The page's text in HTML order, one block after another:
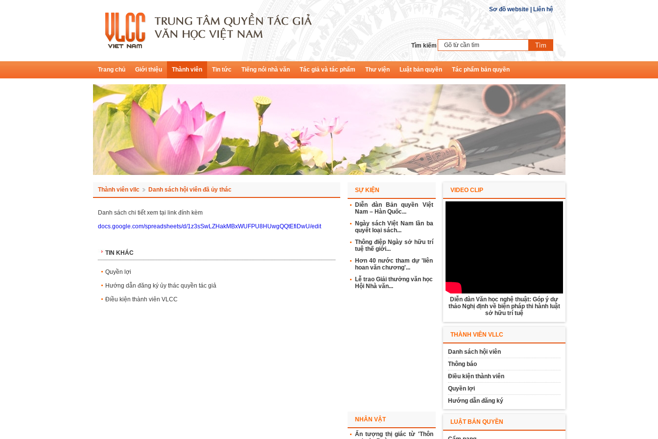
Sơ đồ website| Liên hệ
Tìm kiếm
Trang chủ Giới thiệu Thành viên Tin tức Tiếng nói nhà văn Tác giả và tác phẩm Thư viện Luật bản quyền Tác phẩm bản quyền
Thành viên vllc Danh sách hội viên đã ủy thác
Danh sách chi tiết xem tại link đính kèm
docs.google.com/spreadsheets/d/1z3sSwLZHakMBxWUFPU8HUwgQQtEfiDwU/edit
TIN KHÁC
Quyền lợi
Hướng dẫn đăng ký ủy thác quyền tác giả
Điều kiện thành viên VLCC
SỰ KIỆN
Diễn đàn Bản quyền Việt
Nam – Hàn Quốc...
Ngày sách Việt Nam lần ba
quyết loại sách...
Thông điệp Ngày sở hữu trí
tuệ thế giới...
Hơn 40 nước tham dự 'liên
hoan văn chương'...
Lễ trao Giải thưởng văn học
Hội Nhà văn...
NHÂN VẬT
Ấn tượng thị giác từ 'Thôn
VIDEO CLIP
Diễn đàn Văn học nghệ thuật: Góp ý dự
thảo Nghị định về biện pháp thi hành luật
sở hữu trí tuệ
THÀNH VIÊN VLLC
Danh sách hội viên
Thông báo
Điều kiện thành viên
Quyền lợi
Hướng dẫn đăng ký
LUẬT BẢN QUYỀN